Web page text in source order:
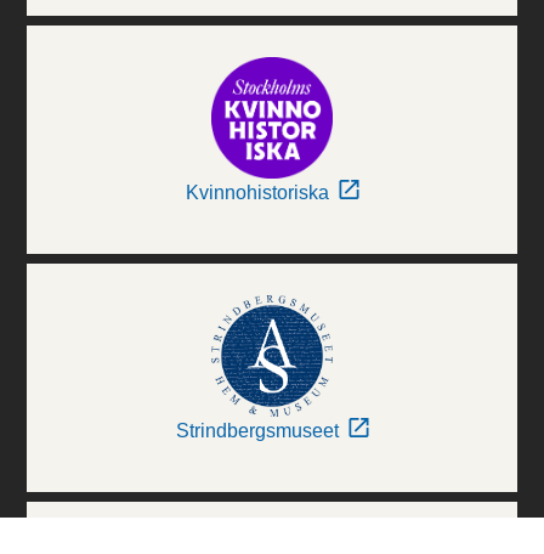
Kvinnohistoriska
Strindbergsmuseet